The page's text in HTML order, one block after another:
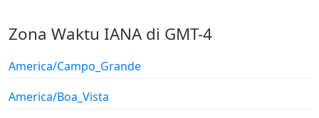
Zona Waktu IANA di GMT-4
America/Campo_Grande
America/Boa_Vista